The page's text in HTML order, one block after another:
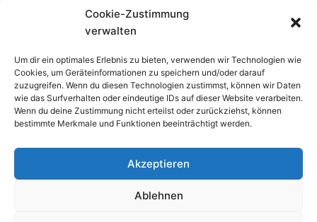
Cookie-Zustimmung
verwalten
Um dir ein optimales Erlebnis zu bieten, verwenden wir Technologien wie
Cookies, um Geräteinformationen zu speichern und/oder darauf
zuzugreifen. Wenn du diesen Technologien zustimmst, können wir Daten
wie das Surfverhalten oder eindeutige IDs auf dieser Website verarbeiten.
Wenn du deine Zustimmung nicht erteilst oder zurückziehst, können
bestimmte Merkmale und Funktionen beeinträchtigt werden.
Akzeptieren
Ablehnen
Instagram